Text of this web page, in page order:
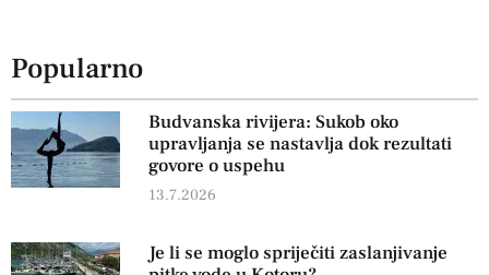
Popularno
Budvanska rivijera: Sukob oko
upravljanja se nastavlja dok rezultati
govore o uspehu
13.7.2026
Je li se moglo spriječiti zaslanjivanje